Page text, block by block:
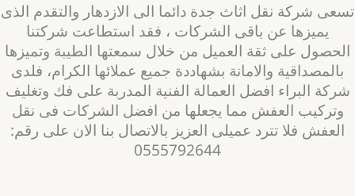
شركة نقل اثاث جدة دائما الى الازدهار والتقدم الذى
يميزها عن باقى الشركات ، فقد استطاعت شركتنا
على ثقة العميل من خلال سمعتها الطيبة وتميزها
بالمصداقية والامانة بشهاددة جميع عملائها الكرام، فلدى
البراء افضل العمالة الفنية المدربة على فك وتغليف
وتركيب العفش مما يجعلها من افضل الشركات فى نقل
العفش فلا تترد عميلى العزيز بالاتصال بنا الان على رقم:
0555792644